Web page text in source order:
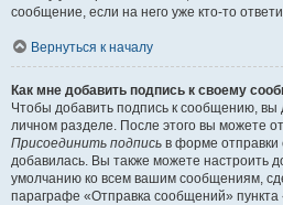
сообщение, если на него уже кто-то
Вернуться к началу
Как мне добавить подпись к своему
Чтобы добавить подпись к сообщению, вы
личном разделе. После этого вы можете
Присоединить подпись в форме
добавилась. Вы также можете настроить
умолчанию ко всем вашим сообщениям,
параграфе «Отправка сообщений»